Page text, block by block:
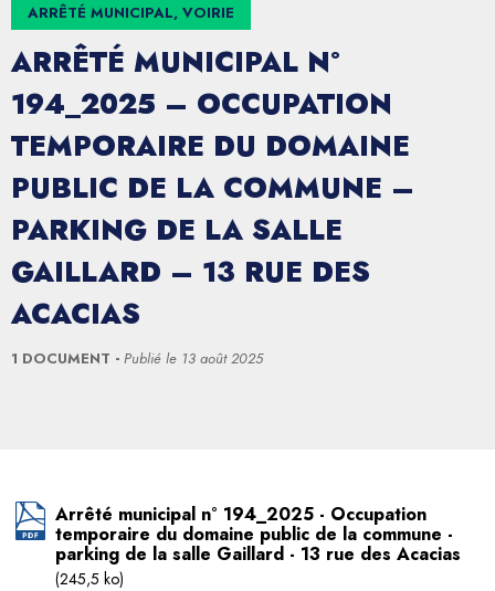
ARRÊTÉ MUNICIPAL, VOIRIE
ARRÊTÉ MUNICIPAL N°
194_2025 – OCCUPATION
TEMPORAIRE DU DOMAINE
PUBLIC DE LA COMMUNE –
PARKING DE LA SALLE
GAILLARD – 13 RUE DES
ACACIAS
1 DOCUMENT Publié le 13 août 2025
Arrêté municipal n° 194_2025 - Occupation
temporaire du domaine public de la commune -
parking de la salle Gaillard - 13 rue des Acacias
(245,5 ko)